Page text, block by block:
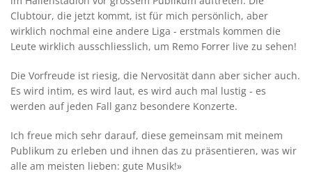
Clubtour, die jetzt kommt, ist für mich persönlich, aber
wirklich nochmal eine andere Liga - erstmals kommen die
Leute wirklich ausschliesslich, um Remo Forrer live zu sehen!
Die Vorfreude ist riesig, die Nervosität dann aber sicher auch.
Es wird intim, es wird laut, es wird auch mal lustig - es
werden auf jeden Fall ganz besondere Konzerte.
Ich freue mich sehr darauf, diese gemeinsam mit meinem
Publikum zu erleben und ihnen das zu präsentieren, was wir
alle am meisten lieben: gute Musik!»